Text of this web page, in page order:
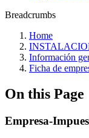
Breadcrumbs
Home
Información
Ficha de
On this Page
Empresa-